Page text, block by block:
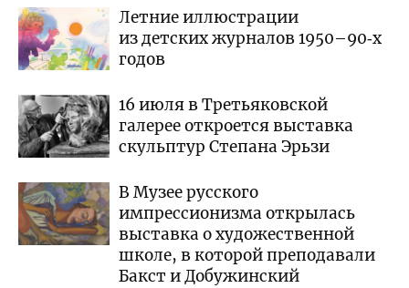
Летние иллюстрации
из детских журналов 1950–90‑х
годов
16 июля в Третьяковской
галерее откроется выставка
скульптур Степана Эрьзи
В Музее русского
импрессионизма открылась
выставка о художественной
школе, в которой преподавали
Бакст и Добужинский